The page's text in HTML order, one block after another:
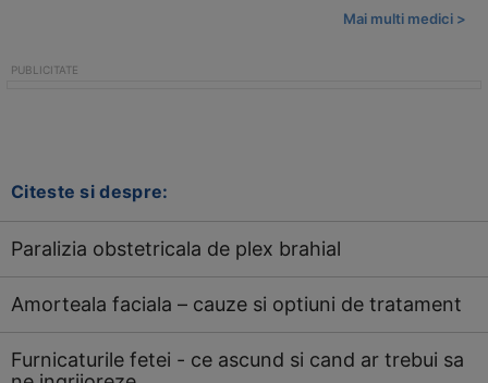
Mai multi medici >
Citeste si despre:
Paralizia obstetricala de plex brahial
Amorteala faciala – cauze si optiuni de tratament
Furnicaturile fetei - ce ascund si cand ar trebui sa